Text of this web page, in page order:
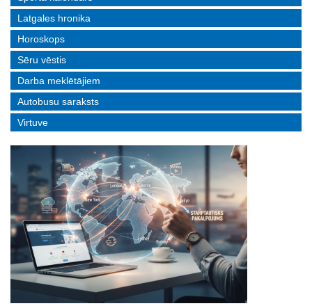
Latgales hronika
Horoskops
Sēru vēstis
Darba meklētājiem
Autobusu saraksts
Virtuve